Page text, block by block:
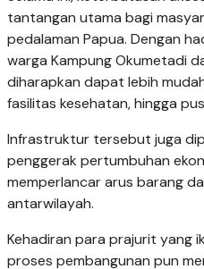
tantangan utama bagi
pedalaman Papua. Dengan
warga Kampung Okumetadi
diharapkan dapat lebih
fasilitas kesehatan, hingga
Infrastruktur tersebut juga
penggerak pertumbuhan
memperlancar arus barang
antarwilayah.
Kehadiran para prajurit yang
proses pembangunan pun